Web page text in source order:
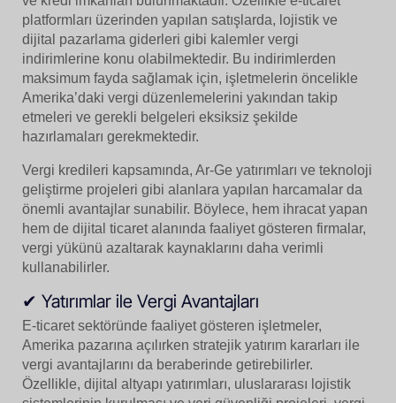
platformları üzerinden yapılan satışlarda, lojistik ve
dijital pazarlama giderleri gibi kalemler vergi
indirimlerine konu olabilmektedir. Bu indirimlerden
maksimum fayda sağlamak için, işletmelerin öncelikle
Amerika’daki vergi düzenlemelerini yakından takip
etmeleri ve gerekli belgeleri eksiksiz şekilde
hazırlamaları gerekmektedir.
Vergi kredileri kapsamında, Ar-Ge yatırımları ve teknoloji
geliştirme projeleri gibi alanlara yapılan harcamalar da
önemli avantajlar sunabilir. Böylece, hem ihracat yapan
hem de dijital ticaret alanında faaliyet gösteren firmalar,
vergi yükünü azaltarak kaynaklarını daha verimli
kullanabilirler.
✔ Yatırımlar ile Vergi Avantajları
E-ticaret sektöründe faaliyet gösteren işletmeler,
Amerika pazarına açılırken stratejik yatırım kararları ile
vergi avantajlarını da beraberinde getirebilirler.
Özellikle, dijital altyapı yatırımları, uluslararası lojistik